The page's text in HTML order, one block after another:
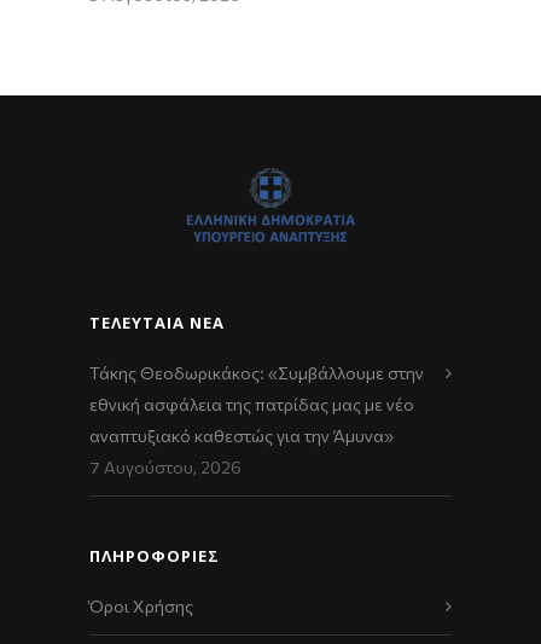
ΤΕΛΕΥΤΑΊΑ ΝΈΑ
Τάκης Θεοδωρικάκος: «Συμβάλλουμε στην
εθνική ασφάλεια της πατρίδας μας με νέο
αναπτυξιακό καθεστώς για την Άμυνα»
7 Αυγούστου, 2026
ΠΛΗΡΟΦΟΡΙΕΣ
Όροι Χρήσης